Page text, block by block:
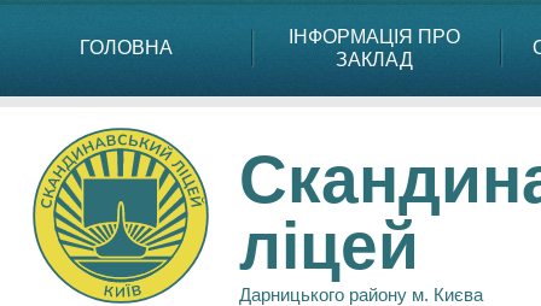
ГОЛОВНА
ІНФОРМАЦІЯ ПРО
ЗАКЛАД
ліцей
Дарницького району м. Києва